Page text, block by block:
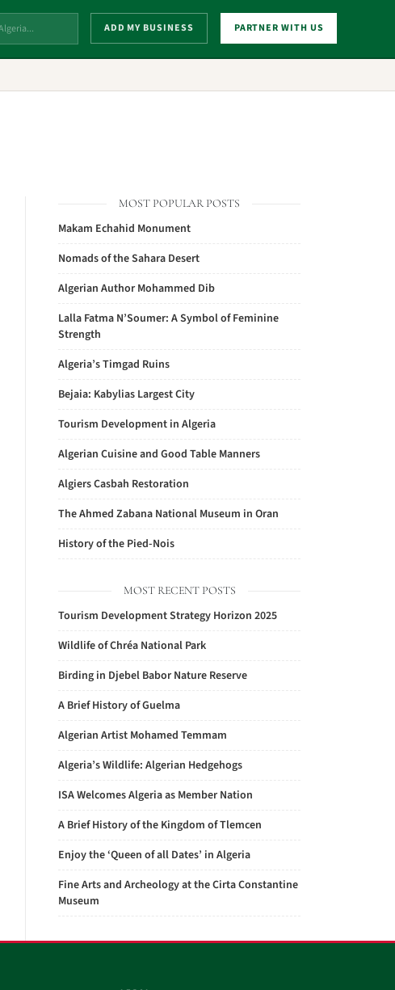
ADD MY BUSINESS PARTNER WITH US
MOST POPULAR POSTS
Makam Echahid Monument
Nomads of the Sahara Desert
Algerian Author Mohammed Dib
Lalla Fatma N’Soumer: A Symbol of Feminine
Strength
Algeria’s Timgad Ruins
Bejaia: Kabylias Largest City
Tourism Development in Algeria
Algerian Cuisine and Good Table Manners
Algiers Casbah Restoration
The Ahmed Zabana National Museum in Oran
History of the Pied-Nois
MOST RECENT POSTS
Tourism Development Strategy Horizon 2025
Wildlife of Chréa National Park
Birding in Djebel Babor Nature Reserve
A Brief History of Guelma
Algerian Artist Mohamed Temmam
Algeria’s Wildlife: Algerian Hedgehogs
ISA Welcomes Algeria as Member Nation
A Brief History of the Kingdom of Tlemcen
Enjoy the ‘Queen of all Dates’ in Algeria
Fine Arts and Archeology at the Cirta Constantine
Museum